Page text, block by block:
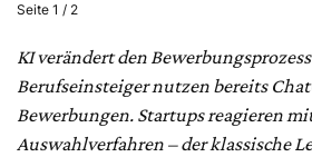
Seite 1 / 2
KI verändert den
Berufseinsteiger nutzen bereits
Bewerbungen. Startups reagieren
Auswahlverfahren – der klassische